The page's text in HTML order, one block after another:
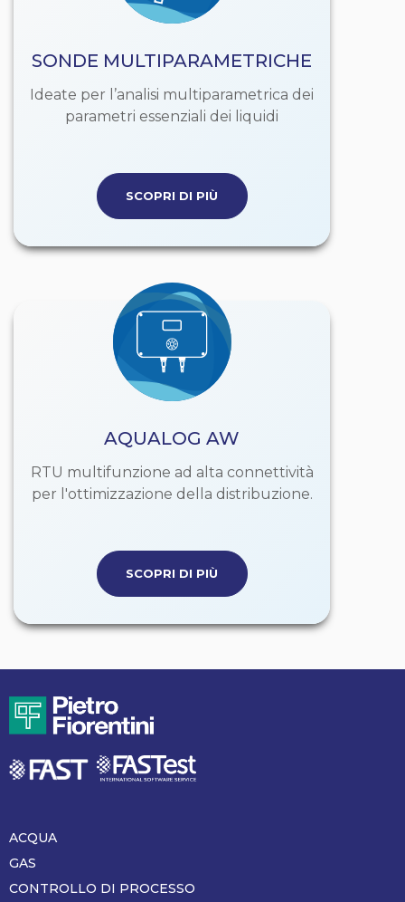
SONDE MULTIPARAMETRICHE
Ideate per l’analisi multiparametrica dei
parametri essenziali dei liquidi
SCOPRI DI PIÙ
AQUALOG AW
RTU multifunzione ad alta connettività
per l'ottimizzazione della distribuzione.
SCOPRI DI PIÙ
Piè
di
pagina
ACQUA
GAS
CONTROLLO DI PROCESSO